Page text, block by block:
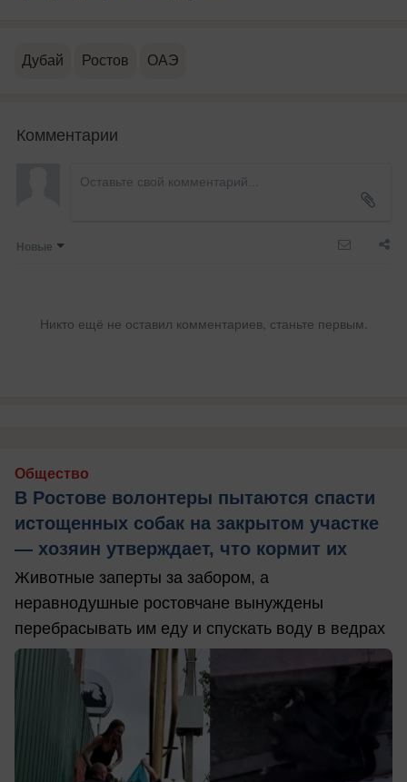
Дубай Ростов ОАЭ
Комментарии
Новые
Никто ещё не оставил комментариев, станьте первым.
Общество
В Ростове волонтеры пытаются спасти
истощенных собак на закрытом участке
— хозяин утверждает, что кормит их
Животные заперты за забором, а
неравнодушные ростовчане вынуждены
перебрасывать им еду и спускать воду в ведрах